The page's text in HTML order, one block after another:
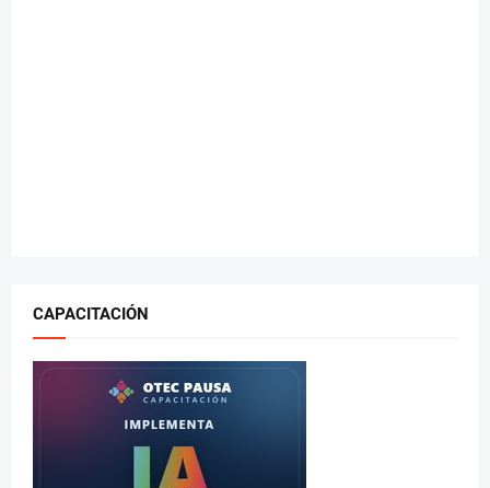
CAPACITACIÓN